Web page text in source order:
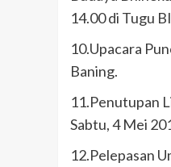
14.00 di Tugu
10.Upacara
Baning.
11.Penutupan
Sabtu, 4 Mei
12.Pelepasan